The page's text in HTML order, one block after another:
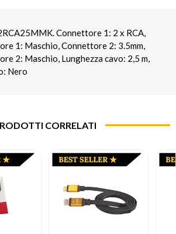
Connettore 1: 2 x RCA,
1: Maschio, Connettore 2: 3.5mm,
2: Maschio, Lunghezza cavo: 2,5 m,
Nero
CORRELATI